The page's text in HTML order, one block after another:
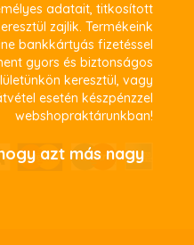
adatait, titkosított
zajlik. Termékeink
bankkártyás fizetéssel
gyors és biztonságos
keresztül, vagy
esetén készpénzzel
webshopraktárunkban!
azt más nagy